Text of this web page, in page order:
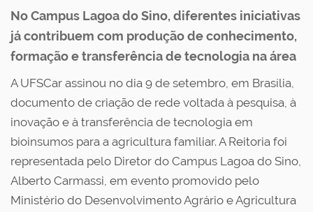
No Campus Lagoa do Sino, diferentes iniciativas
já contribuem com produção de conhecimento,
formação e transferência de tecnologia na área
A UFSCar assinou no dia 9 de setembro, em Brasília,
documento de criação de rede voltada à pesquisa, à
inovação e à transferência de tecnologia em
bioinsumos para a agricultura familiar. A Reitoria foi
representada pelo Diretor do Campus Lagoa do Sino,
Alberto Carmassi, em evento promovido pelo
Ministério do Desenvolvimento Agrário e Agricultura